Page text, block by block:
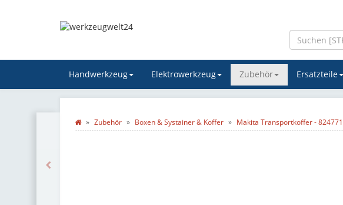
Handwerkzeug Elektrowerkzeug Zubehör Ersatzteile
Zubehör Boxen & Systainer & Koffer Makita Transportkoffer -